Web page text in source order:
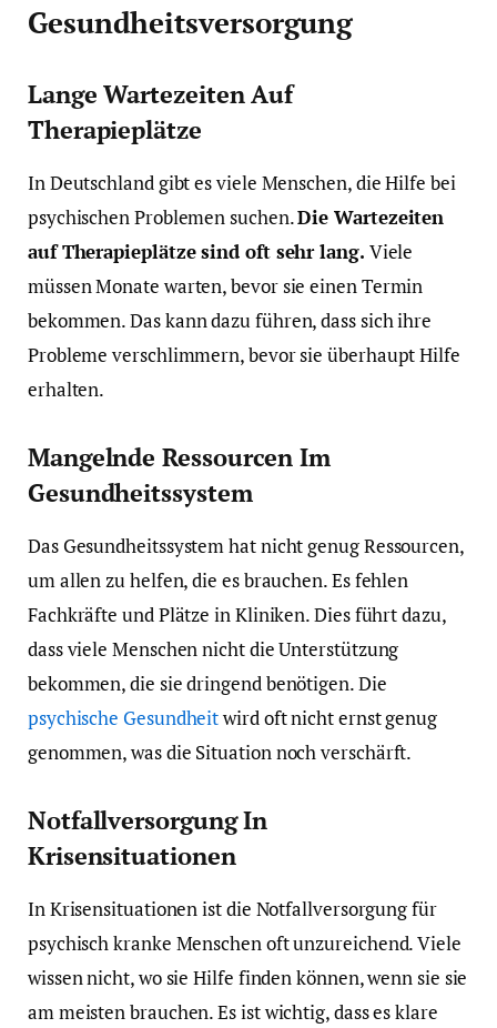
Gesundheitsversorgung
Lange Wartezeiten Auf
Therapieplätze
In Deutschland gibt es viele Menschen, die Hilfe bei
psychischen Problemen suchen.Die Wartezeiten
auf Therapieplätze sind oft sehr lang. Viele
müssen Monate warten, bevor sie einen Termin
bekommen. Das kann dazu führen, dass sich ihre
Probleme verschlimmern, bevor sie überhaupt Hilfe
erhalten.
Mangelnde Ressourcen Im
Gesundheitssystem
Das Gesundheitssystem hat nicht genug Ressourcen,
um allen zu helfen, die es brauchen. Es fehlen
Fachkräfte und Plätze in Kliniken. Dies führt dazu,
dass viele Menschen nicht die Unterstützung
bekommen, die sie dringend benötigen. Die
psychische Gesundheitwird oft nicht ernst genug
genommen, was die Situation noch verschärft.
Notfallversorgung In
Krisensituationen
In Krisensituationen ist die Notfallversorgung für
psychisch kranke Menschen oft unzureichend. Viele
wissen nicht, wo sie Hilfe finden können, wenn sie sie
am meisten brauchen. Es ist wichtig, dass es klare